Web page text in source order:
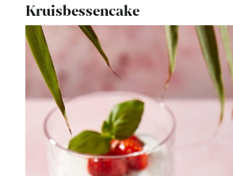
Kruisbessencake